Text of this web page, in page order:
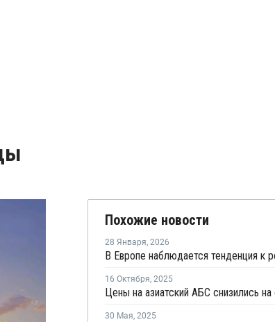
Похожие новости
28 Января, 2026
16 Октября, 2025
30 Мая, 2025